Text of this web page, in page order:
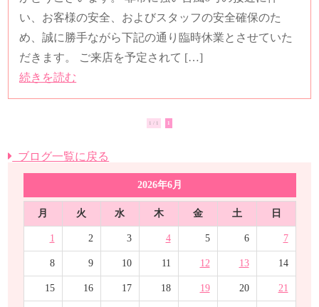
い、お客様の安全、およびスタッフの安全確保のた
め、誠に勝手ながら下記の通り臨時休業とさせていた
だきます。 ご来店を予定されて […]
続きを読む
1 / 1 1
ブログ一覧に戻る
2026年6月
月 火 水 木 金 土 日
1 2 3 4 5 6 7
8 9 10 11 12 13 14
15 16 17 18 19 20 21